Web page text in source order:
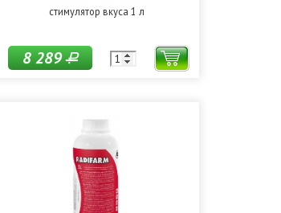
стимулятор вкуса 1 л
8 289Р